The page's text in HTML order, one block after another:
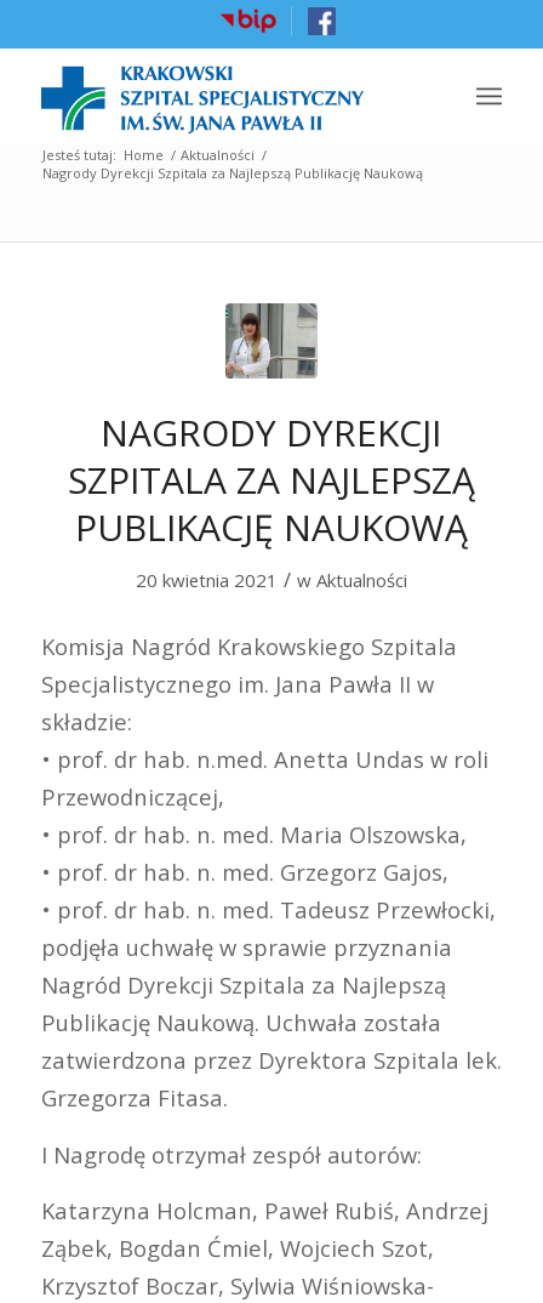
Jesteś tutaj: Home / Aktualności /
Nagrody Dyrekcji Szpitala za Najlepszą Publikację Naukową
NAGRODY DYREKCJI
SZPITALA ZA NAJLEPSZĄ
PUBLIKACJĘ NAUKOWĄ
20 kwietnia 2021 / w Aktualności
Komisja Nagród Krakowskiego Szpitala
Specjalistycznego im. Jana Pawła II w
składzie:
• prof. dr hab. n.med. Anetta Undas w roli
Przewodniczącej,
• prof. dr hab. n. med. Maria Olszowska,
• prof. dr hab. n. med. Grzegorz Gajos,
• prof. dr hab. n. med. Tadeusz Przewłocki,
podjęła uchwałę w sprawie przyznania
Nagród Dyrekcji Szpitala za Najlepszą
Publikację Naukową. Uchwała została
zatwierdzona przez Dyrektora Szpitala lek.
Grzegorza Fitasa.
I Nagrodę otrzymał zespół autorów:
Katarzyna Holcman, Paweł Rubiś, Andrzej
Ząbek, Bogdan Ćmiel, Wojciech Szot,
Krzysztof Boczar, Sylwia Wiśniowska-